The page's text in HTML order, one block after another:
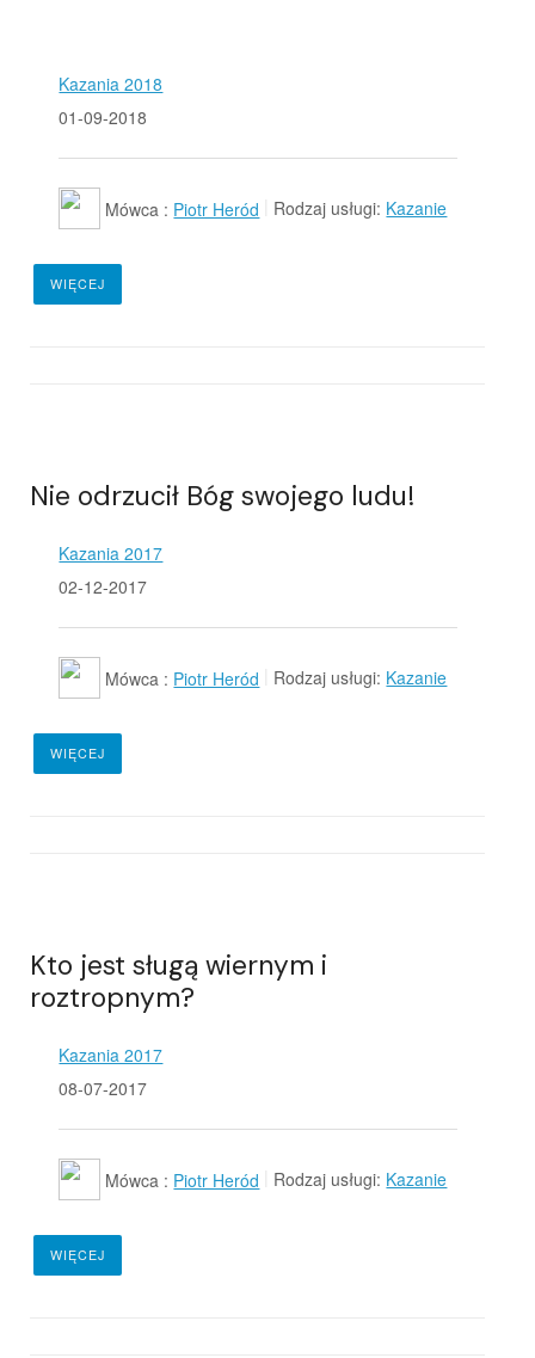
Kazania 2018
01-09-2018
Mówca : Piotr Heród Rodzaj usługi: Kazanie
WIĘCEJ
Nie odrzucił Bóg swojego ludu!
Kazania 2017
02-12-2017
Mówca : Piotr Heród Rodzaj usługi: Kazanie
WIĘCEJ
Kto jest sługą wiernym i
roztropnym?
Kazania 2017
08-07-2017
Mówca : Piotr Heród Rodzaj usługi: Kazanie
WIĘCEJ